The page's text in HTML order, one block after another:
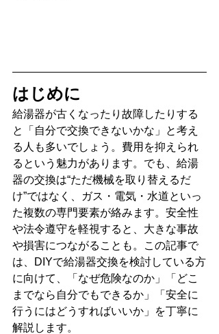
はじめに
給湯器が古くなったり故障したりする
と「自分で交換できないかな」と考え
る人も多いでしょう。費用を抑えられ
るという魅力があります。でも、給湯
器の交換は“ただ機械を取り替えるだ
け”ではなく、ガス・電気・水道といっ
た複数の専門要素が絡みます。安全性
や法令遵守を軽視すると、大きな事故
や損害につながることも。この記事で
は、DIYで給湯器交換を検討している方
に向けて、「なぜ危険なのか」「どこ
までなら自分でもできるか」「安全に
行うにはどうすればいいか」を丁寧に
解説します。